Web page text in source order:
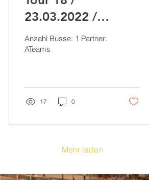
23.03.2022 /
Lezajsk, Mircze
(Polen)
Anzahl Busse: 1 Partner:
ATeams
17 0
Mehr laden